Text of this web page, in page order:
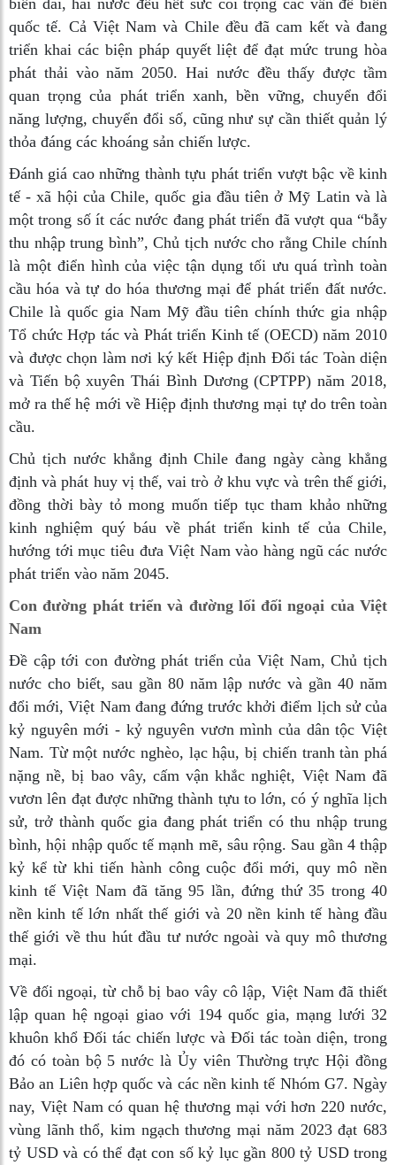
biển dài, hai nước đều hết sức coi trọng các vấn đề biển
quốc tế. Cả Việt Nam và Chile đều đã cam kết và đang
triển khai các biện pháp quyết liệt để đạt mức trung hòa
phát thải vào năm 2050. Hai nước đều thấy được tầm
quan trọng của phát triển xanh, bền vững, chuyển đổi
năng lượng, chuyển đổi số, cũng như sự cần thiết quản lý
thỏa đáng các khoáng sản chiến lược.
Đánh giá cao những thành tựu phát triển vượt bậc về kinh
tế - xã hội của Chile, quốc gia đầu tiên ở Mỹ Latin và là
một trong số ít các nước đang phát triển đã vượt qua “bẫy
thu nhập trung bình”, Chủ tịch nước cho rằng Chile chính
là một điển hình của việc tận dụng tối ưu quá trình toàn
cầu hóa và tự do hóa thương mại để phát triển đất nước.
Chile là quốc gia Nam Mỹ đầu tiên chính thức gia nhập
Tổ chức Hợp tác và Phát triển Kinh tế (OECD) năm 2010
và được chọn làm nơi ký kết Hiệp định Đối tác Toàn diện
và Tiến bộ xuyên Thái Bình Dương (CPTPP) năm 2018,
mở ra thế hệ mới về Hiệp định thương mại tự do trên toàn
cầu.
Chủ tịch nước khẳng định Chile đang ngày càng khẳng
định và phát huy vị thế, vai trò ở khu vực và trên thế giới,
đồng thời bày tỏ mong muốn tiếp tục tham khảo những
kinh nghiệm quý báu về phát triển kinh tế của Chile,
hướng tới mục tiêu đưa Việt Nam vào hàng ngũ các nước
phát triển vào năm 2045.
Con đường phát triển và đường lối đối ngoại của Việt
Nam
Đề cập tới con đường phát triển của Việt Nam, Chủ tịch
nước cho biết, sau gần 80 năm lập nước và gần 40 năm
đổi mới, Việt Nam đang đứng trước khởi điểm lịch sử của
kỷ nguyên mới - kỷ nguyên vươn mình của dân tộc Việt
Nam. Từ một nước nghèo, lạc hậu, bị chiến tranh tàn phá
nặng nề, bị bao vây, cấm vận khắc nghiệt, Việt Nam đã
vươn lên đạt được những thành tựu to lớn, có ý nghĩa lịch
sử, trở thành quốc gia đang phát triển có thu nhập trung
bình, hội nhập quốc tế mạnh mẽ, sâu rộng. Sau gần 4 thập
kỷ kể từ khi tiến hành công cuộc đổi mới, quy mô nền
kinh tế Việt Nam đã tăng 95 lần, đứng thứ 35 trong 40
nền kinh tế lớn nhất thế giới và 20 nền kinh tế hàng đầu
thế giới về thu hút đầu tư nước ngoài và quy mô thương
mại.
Về đối ngoại, từ chỗ bị bao vây cô lập, Việt Nam đã thiết
lập quan hệ ngoại giao với 194 quốc gia, mạng lưới 32
khuôn khổ Đối tác chiến lược và Đối tác toàn diện, trong
đó có toàn bộ 5 nước là Ủy viên Thường trực Hội đồng
Bảo an Liên hợp quốc và các nền kinh tế Nhóm G7. Ngày
nay, Việt Nam có quan hệ thương mại với hơn 220 nước,
vùng lãnh thổ, kim ngạch thương mại năm 2023 đạt 683
tỷ USD và có thể đạt con số kỷ lục gần 800 tỷ USD trong